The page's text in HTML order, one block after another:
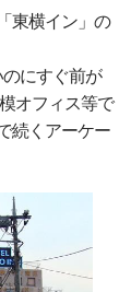
東横イン」の
にすぐ前が
オフィス等で
続くアーケー